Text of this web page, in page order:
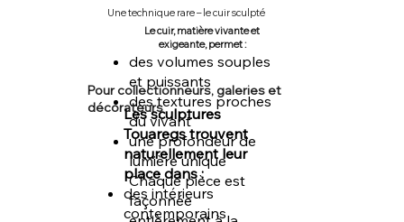
Une technique rare – le cuir sculpté
Le cuir, matière vivante et
exigeante, permet :
des volumes souples
et puissants
des textures proches
du vivant
une profondeur de
lumière unique
Chaque pièce est
façonnée
Pour collectionneurs, galeries et
décorateursLes sculptures
Touaregs trouvent
naturellement leur
place dans :
des intérieurs
contemporains